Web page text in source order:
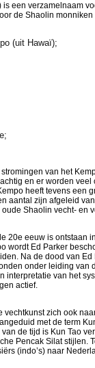
is een verzamelnaam
de Shaolin
(uit Hawaï);
van het
en er worden
heeft tevens een
aantal zijn afgeleid
Shaolin vecht- en
20e eeuw is ontstaan
wordt Ed Parker
Na de dood van
onder leiding van
interpretatie van het
actief.
vechtkunst zich ook
met de term
de tijd is Kun Tao
Pencak Silat stijlen.
(indo’s) naar